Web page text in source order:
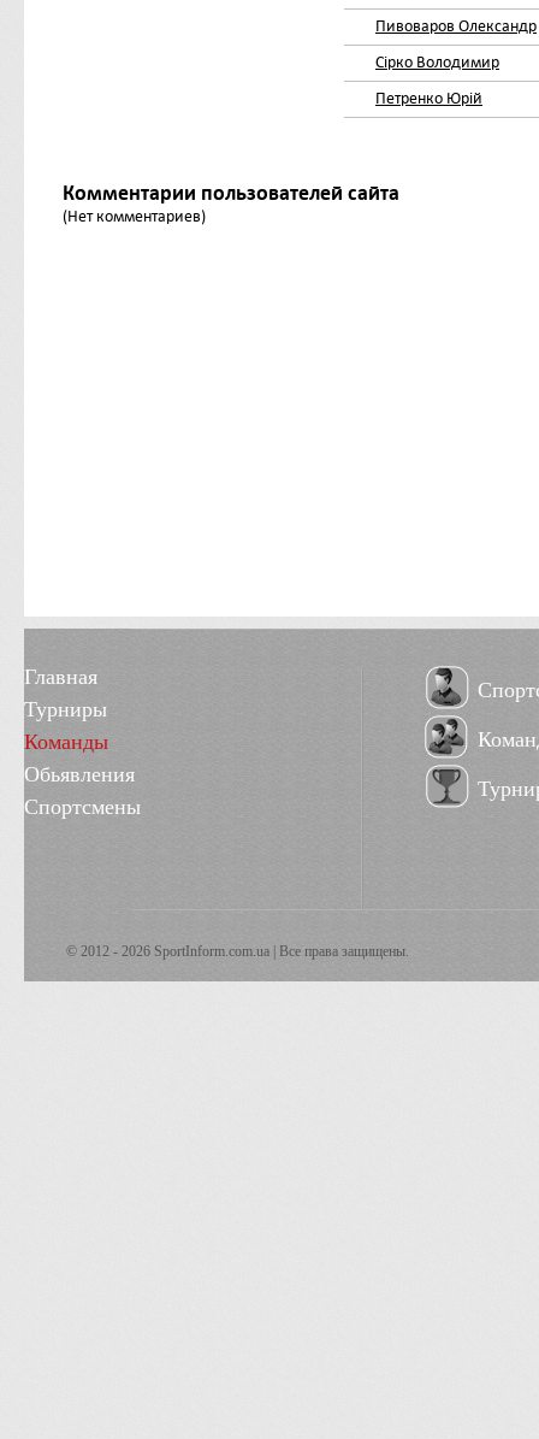
Пивоваров Олександр
Сірко Володимир
Петренко Юрій
Комментарии пользователей сайта
(Нет комментариев)
Главная
Турниры
Команды
Обьявления
Спортсмены
© 2012 - 2026 SportInform.com.ua | Все права защищены.